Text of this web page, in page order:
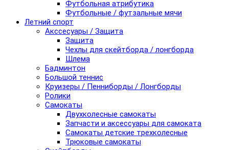
Футбольная атрибутика
Футбольные / футзальные мячи
Летний спорт
Акссесуары / Защита
Защита
Чехлы для скейтборда / лонгборда
Шлема
Бадминтон
Большой теннис
Круизеры / Пенниборды / Лонгборды
Ролики
Самокаты
Двухколесные самокаты
Запчасти и аксессуары для самоката
Самокаты детские трехколесные
Трюковые самокаты